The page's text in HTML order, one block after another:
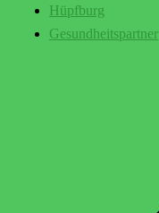
Hüpfburg
Gesundheitspartner